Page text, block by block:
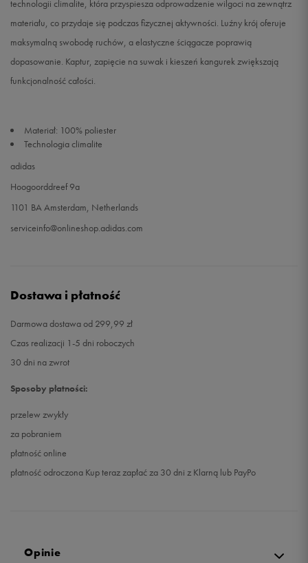
technologii climalite, która przyspiesza odprowadzenie wilgoci na zewnątrz
materiału, co przydaje się podczas fizycznej aktywności. Luźny krój oferuje
maksymalną swobodę ruchów, a elastyczne ściągacze poprawią
dopasowanie. Kaptur, zapięcie na suwak i kieszeń kangurek zwiększają
funkcjonalność całości.
Materiał: 100% poliester
Technologia climalite
adidas
Hoogoorddreef 9a
1101 BA Amsterdam, Netherlands
serviceinfo@onlineshop.adidas.com
Dostawa i płatność
Darmowa dostawa od 299,99 zł
Czas realizacji 1-5 dni roboczych
30 dni na zwrot
Sposoby płatności:
przelew zwykły
za pobraniem
płatność online
płatność odroczona Kup teraz zapłać za 30 dni z Klarną lub PayPo
Opinie